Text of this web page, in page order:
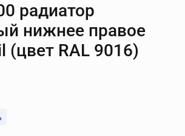
радиатор
нижнее правое
(цвет RAL 9016)